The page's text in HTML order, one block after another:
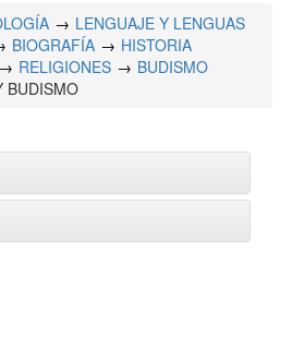
LENGUAJE Y LENGUAS
BIOGRAFÍA
HISTORIA
RELIGIONES
BUDISMO
BUDISMO